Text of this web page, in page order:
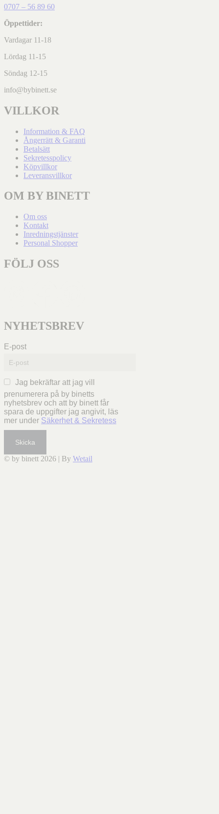
0707 – 56 89 60
Öppettider:
Vardagar 11-18
Lördag 11-15
Söndag 12-15
info@bybinett.se
VILLKOR
Information & FAQ
Ångerrätt & Garanti
Betalsätt
Sekretesspolicy
Köpvillkor
Leveransvillkor
OM BY BINETT
Om oss
Kontakt
Inredningstjänster
Personal Shopper
FÖLJ OSS
NYHETSBREV
E-post
Jag bekräftar att jag vill
prenumerera på by binetts
nyhetsbrev och att by binett får
spara de uppgifter jag angivit, läs
mer under Säkerhet & Sekretess
Skicka
© by binett 2026 | By Wetail